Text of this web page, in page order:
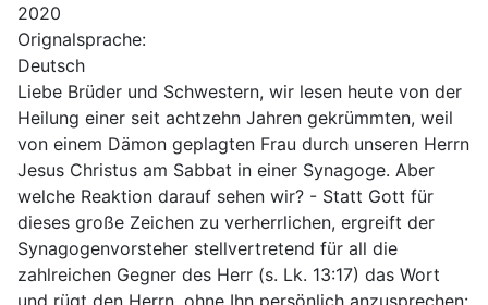
2020
Orignalsprache:
Deutsch
Liebe Brüder und Schwestern, wir lesen heute von der
Heilung einer seit achtzehn Jahren gekrümmten, weil
von einem Dämon geplagten Frau durch unseren Herrn
Jesus Christus am Sabbat in einer Synagoge. Aber
welche Reaktion darauf sehen wir? - Statt Gott für
dieses große Zeichen zu verherrlichen, ergreift der
Synagogenvorsteher stellvertretend für all die
zahlreichen Gegner des Herr (s. Lk. 13:17) das Wort
und rügt den Herrn, ohne Ihn persönlich anzusprechen: